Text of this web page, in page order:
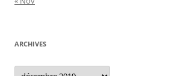
ARCHIVES
Archives